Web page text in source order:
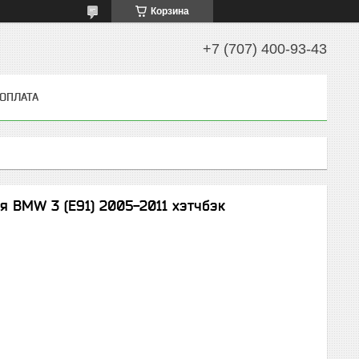
Корзина
+7 (707) 400-93-43
3 (E91) 2005-2011 хэтчбэк